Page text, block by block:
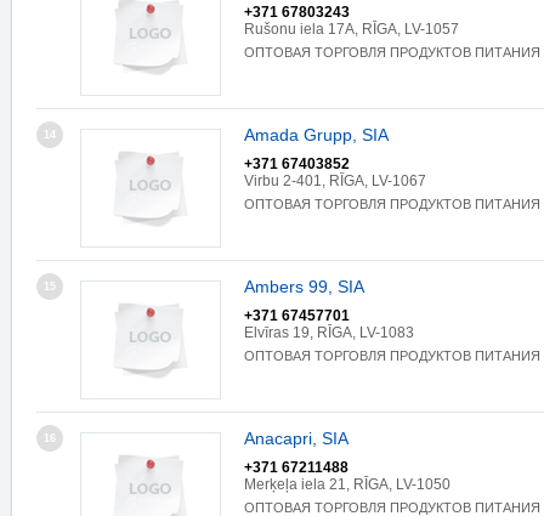
+371 67803243
Rušonu iela 17A, RĪGA, LV-1057
ОПТОВАЯ ТОРГОВЛЯ ПРОДУКТОВ ПИТАНИЯ
14 Amada Grupp, SIA
+371 67403852
Virbu 2-401, RĪGA, LV-1067
ОПТОВАЯ ТОРГОВЛЯ ПРОДУКТОВ ПИТАНИЯ
15 Ambers 99, SIA
+371 67457701
Elvīras 19, RĪGA, LV-1083
ОПТОВАЯ ТОРГОВЛЯ ПРОДУКТОВ ПИТАНИЯ
16 Anacapri, SIA
+371 67211488
Merķeļa iela 21, RĪGA, LV-1050
ОПТОВАЯ ТОРГОВЛЯ ПРОДУКТОВ ПИТАНИЯ